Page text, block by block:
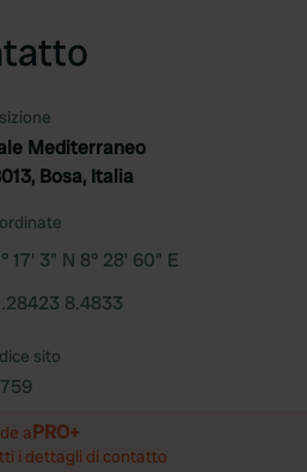
Mediterraneo
Bosa, Italia
17' 3" N 8° 28' 60" E
8.4833
sito
aPRO+
i dettagli di contatto